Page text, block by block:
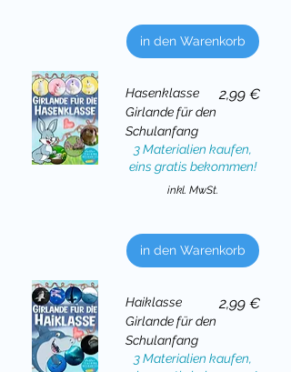
in den Warenkorb
Hasenklasse
Girlande für den
Schulanfang
Preis
2,99 €
3 Materialien kaufen,
eins gratis bekommen!
inkl. MwSt.
in den Warenkorb
Haiklasse
Girlande für den
Schulanfang
Preis
2,99 €
3 Materialien kaufen,